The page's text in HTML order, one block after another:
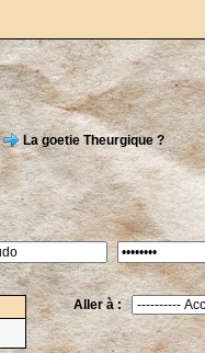
La goetie Theurgique ?
Aller à :